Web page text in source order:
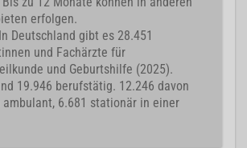
erfolgen.
In Deutschland gibt es 28.451
und Fachärzte für
und Geburtshilfe (2025).
19.946 berufstätig. 12.246 davon
ambulant, 6.681 stationär in einer